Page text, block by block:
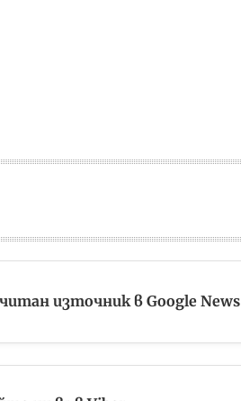
източник в Google News